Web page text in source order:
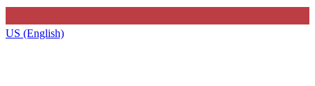
US (English)